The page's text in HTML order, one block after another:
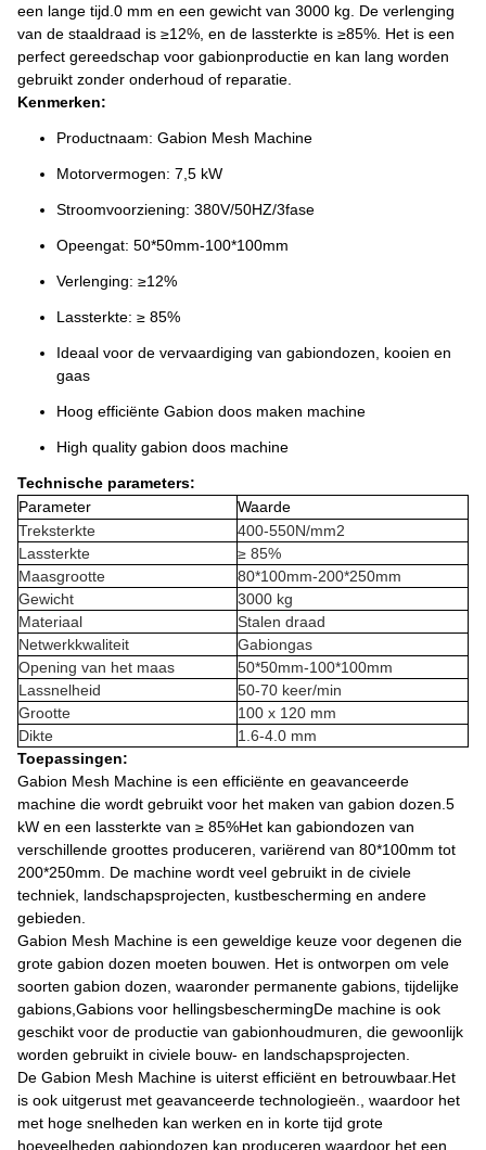
een lange tijd.0 mm en een gewicht van 3000 kg. De verlenging
van de staaldraad is ≥12%, en de lassterkte is ≥85%. Het is een
perfect gereedschap voor gabionproductie en kan lang worden
gebruikt zonder onderhoud of reparatie.
Kenmerken:
Productnaam: Gabion Mesh Machine
Motorvermogen: 7,5 kW
Stroomvoorziening: 380V/50HZ/3fase
Opeengat: 50*50mm-100*100mm
Verlenging: ≥12%
Lassterkte: ≥ 85%
Ideaal voor de vervaardiging van gabiondozen, kooien en
gaas
Hoog efficiënte Gabion doos maken machine
High quality gabion doos machine
Technische parameters:
Parameter
Waarde
Treksterkte
400-550N/mm2
Lassterkte
≥ 85%
Maasgrootte
80*100mm-200*250mm
Gewicht
3000 kg
Materiaal
Stalen draad
Netwerkkwaliteit
Gabiongas
Opening van het maas
50*50mm-100*100mm
Lassnelheid
50-70 keer/min
Grootte
100 x 120 mm
Dikte
1.6-4.0 mm
Toepassingen:
Gabion Mesh Machine is een efficiënte en geavanceerde
machine die wordt gebruikt voor het maken van gabion dozen.5
kW en een lassterkte van ≥ 85%Het kan gabiondozen van
verschillende groottes produceren, variërend van 80*100mm tot
200*250mm. De machine wordt veel gebruikt in de civiele
techniek, landschapsprojecten, kustbescherming en andere
gebieden.
Gabion Mesh Machine is een geweldige keuze voor degenen die
grote gabion dozen moeten bouwen. Het is ontworpen om vele
soorten gabion dozen, waaronder permanente gabions, tijdelijke
gabions,Gabions voor hellingsbeschermingDe machine is ook
geschikt voor de productie van gabionhoudmuren, die gewoonlijk
worden gebruikt in civiele bouw- en landschapsprojecten.
De Gabion Mesh Machine is uiterst efficiënt en betrouwbaar.Het
is ook uitgerust met geavanceerde technologieën., waardoor het
met hoge snelheden kan werken en in korte tijd grote
hoeveelheden gabiondozen kan produceren.waardoor het een